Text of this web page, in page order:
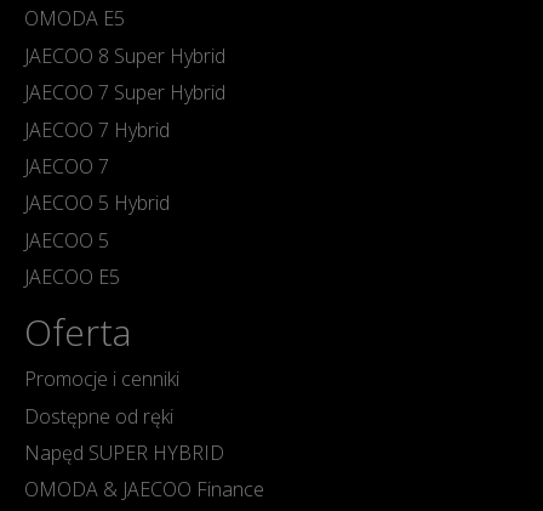
OMODA E5
JAECOO 8 Super Hybrid
JAECOO 7 Super Hybrid
JAECOO 7 Hybrid
JAECOO 7
JAECOO 5 Hybrid
JAECOO 5
JAECOO E5
Oferta
Promocje i cenniki
Dostępne od ręki
Napęd SUPER HYBRID
OMODA & JAECOO Finance